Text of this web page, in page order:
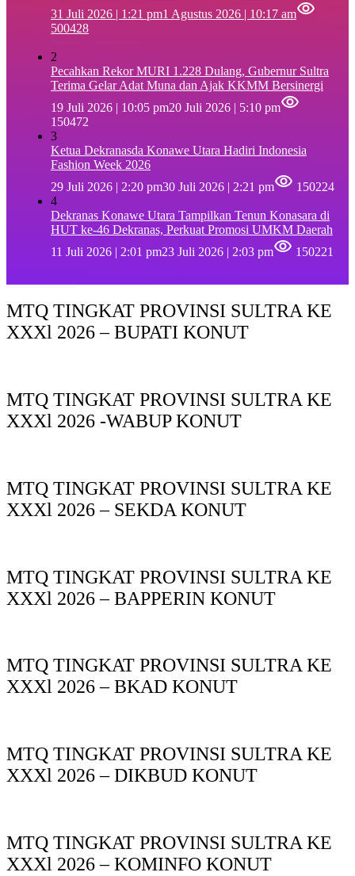
31 Juli 2026 | 1:21 pm1 Agustus 2026 | 10:17 am
500428
2
Pecahkan Rekor MURI 1.228 Dulang, Gubernur Sultra
Terima Gelar Adat Muna dan Ajak KKMM Bersinergi
19 Juli 2026 | 10:05 pm20 Juli 2026 | 5:10 pm
150472
3
Ketua Dekranasda Konawe Utara Hadiri Indonesia
Fashion Week 2026
29 Juli 2026 | 2:20 pm30 Juli 2026 | 2:21 pm
150224
4
Dekranas Konawe Utara Tampilkan Tenun Konasara di
HUT ke-46 Dekranas, Perkuat Promosi UMKM Daerah
11 Juli 2026 | 2:01 pm23 Juli 2026 | 2:03 pm 150221
MTQ TINGKAT PROVINSI SULTRA KE
XXXl 2026 – BUPATI KONUT
MTQ TINGKAT PROVINSI SULTRA KE
XXXl 2026 -WABUP KONUT
MTQ TINGKAT PROVINSI SULTRA KE
XXXl 2026 – SEKDA KONUT
MTQ TINGKAT PROVINSI SULTRA KE
XXXl 2026 – BAPPERIN KONUT
MTQ TINGKAT PROVINSI SULTRA KE
XXXl 2026 – BKAD KONUT
MTQ TINGKAT PROVINSI SULTRA KE
XXXl 2026 – DIKBUD KONUT
MTQ TINGKAT PROVINSI SULTRA KE
XXXl 2026 – KOMINFO KONUT